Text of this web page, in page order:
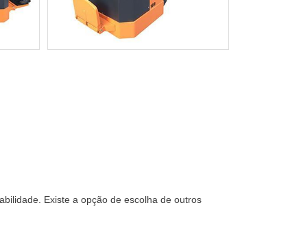
Existe a opção de escolha de outros